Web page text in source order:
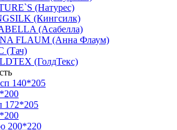
(Натурес)
(Кингсилк)
(Асабелла)
FLAUM (Анна Флаум)
(Тач)
(ГолдТекс)
140*205
172*205
200*220